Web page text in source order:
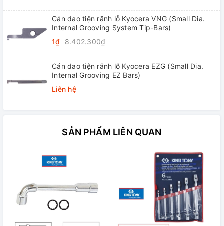
Cán dao tiện rãnh lỗ Kyocera VNG (Small Dia.
Internal Grooving System Tip-Bars)
1₫ 8.402.300₫
Cán dao tiện rãnh lỗ Kyocera EZG (Small Dia.
Internal Grooving EZ Bars)
Liên hệ
SẢN PHẨM LIÊN QUAN